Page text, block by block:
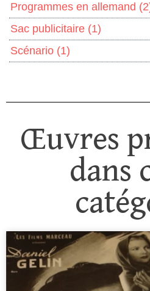
Programmes en allemand
Sac publicitaire (1)
Scénario (1)
Œuvres
dans